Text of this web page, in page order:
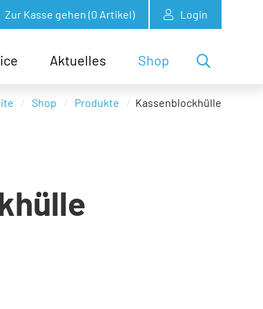
Zur Kasse gehen (0 Artikel) Login
Aktuelles Shop
Shop Produkte Kassenblockhülle